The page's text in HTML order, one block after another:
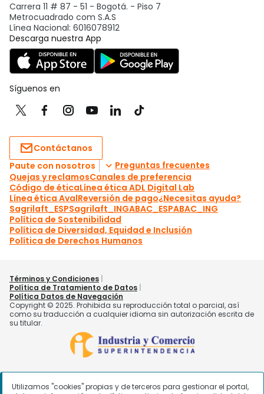
Utilizamos "cookies" propias y de terceros para gestionar el portal,